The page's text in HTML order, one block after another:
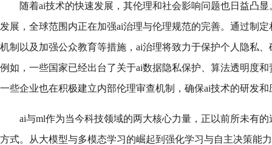
随着ai技术的快速发展，其伦理和社会影响问题也日益凸
发展，全球范围内正在加强ai治理与伦理规范的完善。通过制
机制以及加强公众教育等措施，ai治理将致力于保护个人隐私
例如，一些国家已经出台了关于ai数据隐私保护、算法透明度
一些企业也在积极建立内部伦理审查机制，确保ai技术的研发
ai与ml作为当今科技领域的两大核心力量，正以前所未有
方式。从大模型与多模态学习的崛起到强化学习与自主决策能